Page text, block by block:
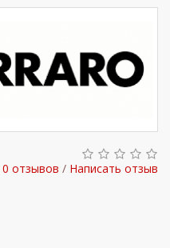
0 отзывов / Написать отзыв